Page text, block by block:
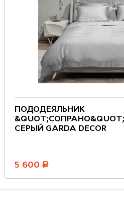
ПОДОДЕЯЛЬНИК
СЕРЫЙ GARDA DECOR
5 600 руб.